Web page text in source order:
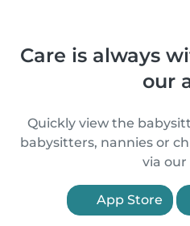
Care is always
our
Quickly view the
babysitters, nannies or
via our
App Store